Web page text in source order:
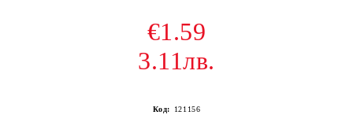
€1.59
3.11лв.
Код: 121156